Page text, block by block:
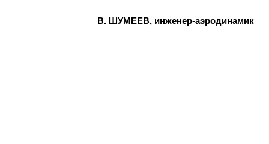
В. ШУМЕЕВ, инженер-аэродинамик